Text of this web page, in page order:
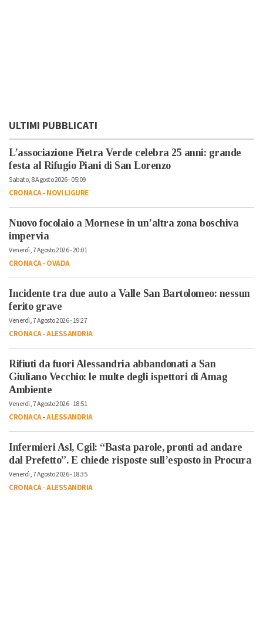
ULTIMI PUBBLICATI
L’associazione Pietra Verde celebra 25 anni: grande
festa al Rifugio Piani di San Lorenzo
Sabato, 8 Agosto 2026 - 05:09
CRONACA-NOVI LIGURE
Nuovo focolaio a Mornese in un’altra zona boschiva
impervia
Venerdì, 7 Agosto 2026 - 20:01
CRONACA-OVADA
Incidente tra due auto a Valle San Bartolomeo: nessun
ferito grave
Venerdì, 7 Agosto 2026 - 19:27
CRONACA-ALESSANDRIA
Rifiuti da fuori Alessandria abbandonati a San
Giuliano Vecchio: le multe degli ispettori di Amag
Ambiente
Venerdì, 7 Agosto 2026 - 18:51
CRONACA-ALESSANDRIA
Infermieri Asl, Cgil: “Basta parole, pronti ad andare
dal Prefetto”. E chiede risposte sull’esposto in Procura
Venerdì, 7 Agosto 2026 - 18:35
CRONACA-ALESSANDRIA